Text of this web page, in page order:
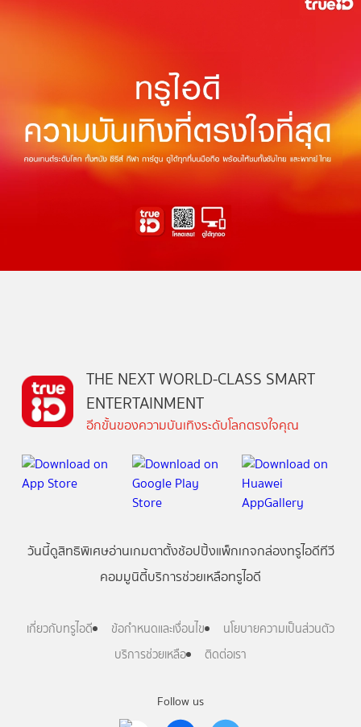
Follow us
THE NEXT WORLD-CLASS SMART
ENTERTAINMENT
อีกขั้นของความบันเทิงระดับโลกตรงใจคุณ
วันนี้ดูสิทธิพิเศษอ่านเกมตาตั้งช้อปปิ้งแพ็กเกจกล่องทรูไอดีทีวี
คอมมูนิตี้บริการช่วยเหลือทรูไอดี
เกี่ยวกับทรูไอดี ข้อกำหนดและเงื่อนไข
นโยบายความเป็นส่วนตัว
บริการช่วยเหลือ
ติดต่อเรา